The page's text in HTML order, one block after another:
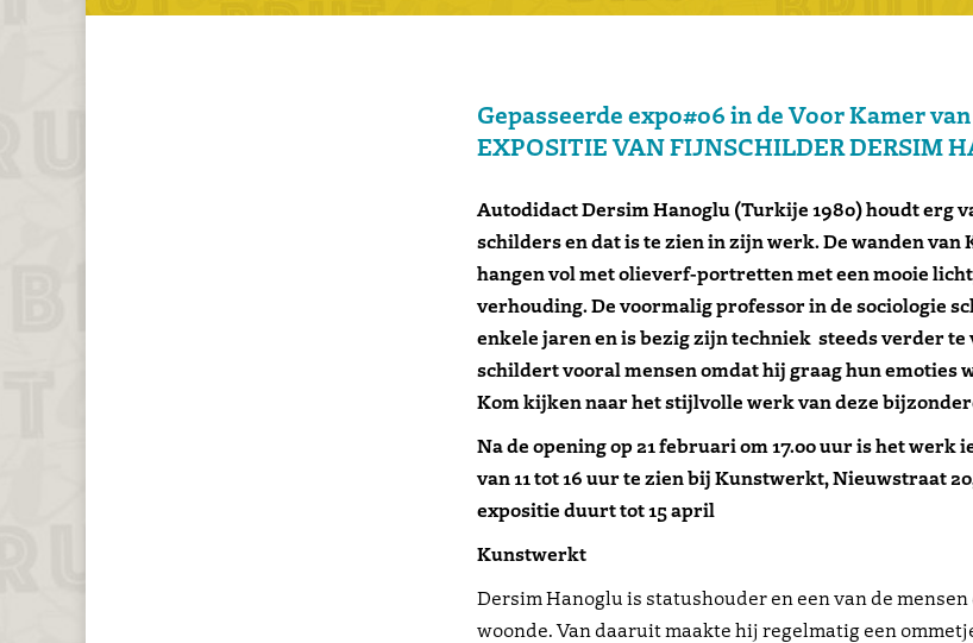
Gepasseerde expo#06 in de Voor Kamer
EXPOSITIE VAN FIJNSCHILDER DERSIM
Autodidact Dersim Hanoglu (Turkije 1980) houdt erg
schilders en dat is te zien in zijn werk. De wanden
hangen vol met olieverf-portretten met een mooie
verhouding. De voormalig professor in de sociologie
enkele jaren en is bezig zijn techniek steeds verder
schildert vooral mensen omdat hij graag hun emoties
Kom kijken naar het stijlvolle werk van deze
Na de opening op 21 februari om 17.00 uur is het werk
van 11 tot 16 uur te zien bij Kunstwerkt, Nieuwstraat
expositie duurt tot 15 april
Kunstwerkt
Dersim Hanoglu is statushouder en een van de mensen
woonde. Van daaruit maakte hij regelmatig een